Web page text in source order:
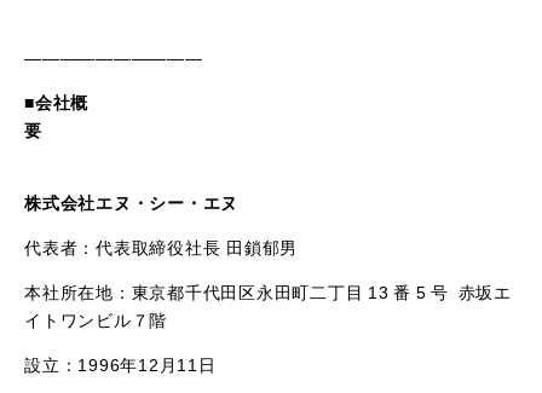
――――――――――
■会社概
株式会社エヌ・シー・エヌ
代表者：代表取締役社長 田鎖郁男
本社所在地：東京都千代田区永田町二丁目 13 番 5 号 赤坂エ
イトワンビル７階
設立：1996年12月11日